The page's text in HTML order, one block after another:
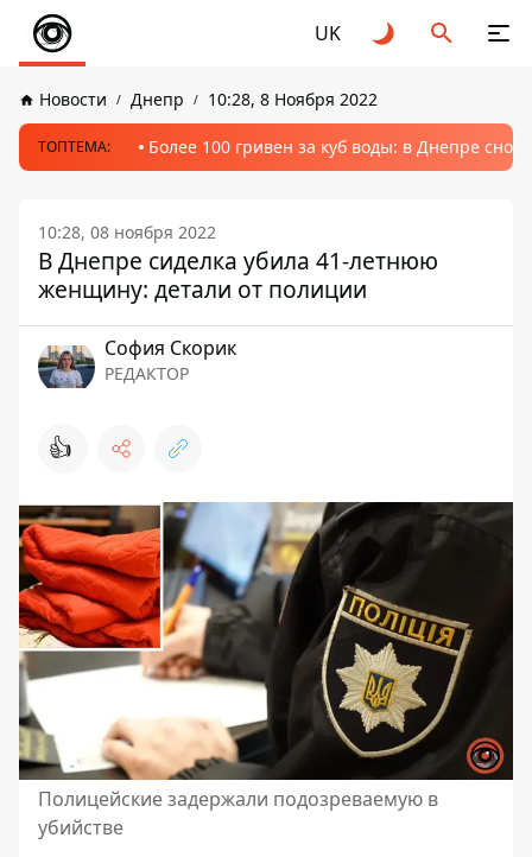
UK
Новости Днепр 10:28, 8 Ноября 2022
ТОПТЕМА: Более 100 гривен за куб воды: в Днепре
10:28, 08 ноября 2022
В Днепре сиделка убила 41-летнюю
женщину: детали от полиции
София Скорик
РЕДАКТОР
👍
Полицейские задержали подозреваемую в
убийстве